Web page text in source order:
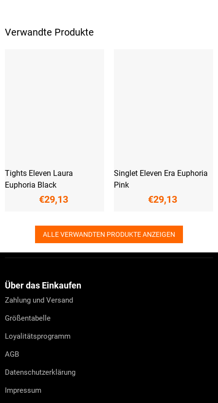
Verwandte Produkte
Tights Eleven Laura
Euphoria Black
€29,13
Singlet Eleven Era Euphoria
Pink
€29,13
ALLE VERWANDTEN PRODUKTE ANZEIGEN
Über das Einkaufen
Zahlung und Versand
Größentabelle
Loyalitätsprogramm
AGB
Datenschutzerklärung
Impressum